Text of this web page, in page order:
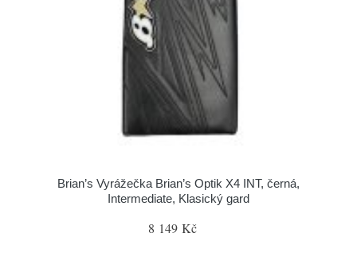
Brian’s Vyrážečka Brian’s Optik X4 INT, černá,
Intermediate, Klasický gard
8 149 Kč